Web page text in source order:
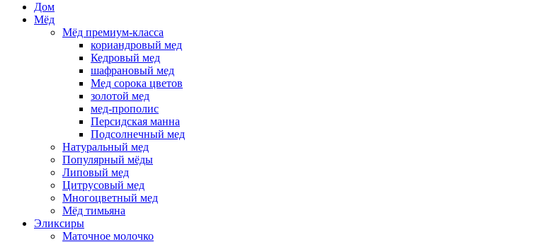
Дом
Мёд
Мёд премиум-класса
кориандровый мед
Кедровый мед
шафрановый мед
Мед сорока цветов
золотой мед
мед-прополис
Персидская манна
Подсолнечный мед
Натуральный мед
Популярный мёды
Липовый мед
Цитрусовый мед
Многоцветный мед
Мёд тимьяна
Эликсиры
Маточное молочко